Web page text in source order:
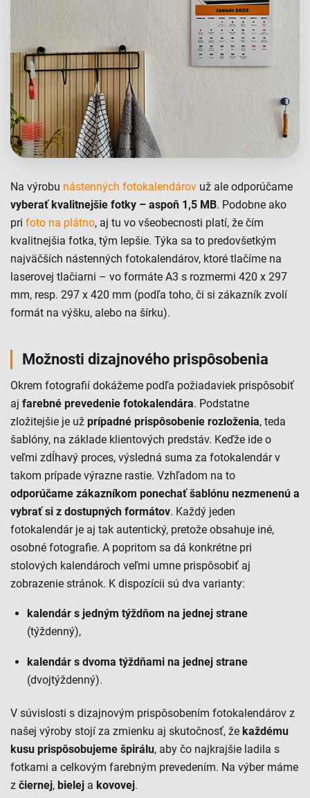
Na výrobu nástenných fotokalendárov už ale odporúčame
vyberať kvalitnejšie fotky – aspoň 1,5 MB. Podobne ako
pri foto na plátno, aj tu vo všeobecnosti platí, že čím
kvalitnejšia fotka, tým lepšie. Týka sa to predovšetkým
najväčších nástenných fotokalendárov, ktoré tlačíme na
laserovej tlačiarni – vo formáte A3 s rozmermi 420 x 297
mm, resp. 297 x 420 mm (podľa toho, či si zákazník zvolí
formát na výšku, alebo na šírku).
Možnosti dizajnového prispôsobenia
Okrem fotografií dokážeme podľa požiadaviek prispôsobiť
aj farebné prevedenie fotokalendára. Podstatne
zložitejšie je už prípadné prispôsobenie rozloženia, teda
šablóny, na základe klientových predstáv. Keďže ide o
veľmi zdĺhavý proces, výsledná suma za fotokalendár v
takom prípade výrazne rastie. Vzhľadom na to
odporúčame zákazníkom ponechať šablónu nezmenenú a
vybrať si z dostupných formátov. Každý jeden
fotokalendár je aj tak autentický, pretože obsahuje iné,
osobné fotografie. A popritom sa dá konkrétne pri
stolových kalendároch veľmi umne prispôsobiť aj
zobrazenie stránok. K dispozícii sú dva varianty:
kalendár s jedným týždňom na jednej strane
(týždenný),
kalendár s dvoma týždňami na jednej strane
(dvojtýždenný).
V súvislosti s dizajnovým prispôsobením fotokalendárov z
našej výroby stojí za zmienku aj skutočnosť, že každému
kusu prispôsobujeme špirálu, aby čo najkrajšie ladila s
fotkami a celkovým farebným prevedením. Na výber máme
z čiernej, bielej a kovovej.